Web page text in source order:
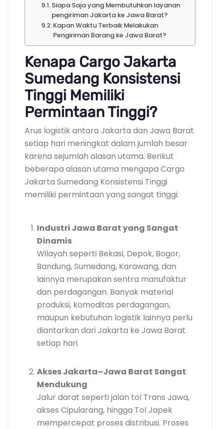
Siapa Saja yang Membutuhkan layanan
pengiriman Jakarta ke Jawa Barat?
Kapan Waktu Terbaik Melakukan
Pengiriman Barang ke Jawa Barat?
Kenapa Cargo Jakarta
Sumedang Konsistensi
Tinggi Memiliki
Permintaan Tinggi?
Arus logistik antara Jakarta dan Jawa Barat
setiap hari meningkat dalam jumlah besar
karena sejumlah alasan utama. Berikut
beberapa alasan utama mengapa Cargo
Jakarta Sumedang Konsistensi Tinggi
memiliki permintaan yang sangat tinggi:
Industri Jawa Barat yang Sangat
Dinamis
Wilayah seperti Bekasi, Depok, Bogor,
Bandung, Sumedang, Karawang, dan
lainnya merupakan sentra manufaktur
dan perdagangan. Banyak material
produksi, komoditas perdagangan,
maupun kebutuhan logistik lainnya perlu
diantarkan dari Jakarta ke Jawa Barat
setiap hari.
Akses Jakarta–Jawa Barat Sangat
Mendukung
Jalur darat seperti jalan tol Trans Jawa,
akses Cipularang, hingga Tol Japek
mempercepat proses distribusi. Proses